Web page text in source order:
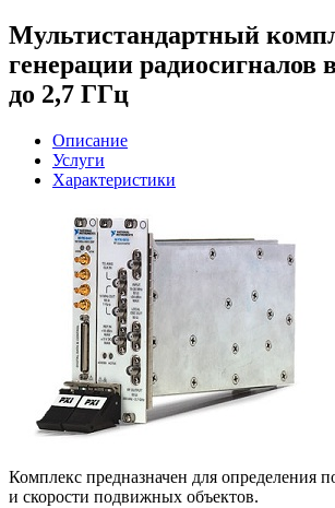
Мультистандартный
генерации радиосигналов
до 2,7 ГГц
Описание
Услуги
Характеристики
Комплекс предназначен для определения
и скорости подвижных объектов.